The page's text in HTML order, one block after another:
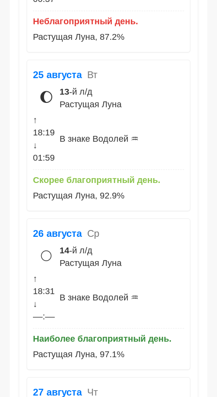
Неблагоприятный день.
Растущая Луна, 87.2%
25 августа Вт
🌔 13-й л/д
Растущая Луна
↑
18:19
↓
01:59
В знаке Водолей ♒
Скорее благоприятный день.
Растущая Луна, 92.9%
26 августа Ср
🌕 14-й л/д
Растущая Луна
↑
18:31
↓
––:––
В знаке Водолей ♒
Наиболее благоприятный день.
Растущая Луна, 97.1%
27 августа Чт